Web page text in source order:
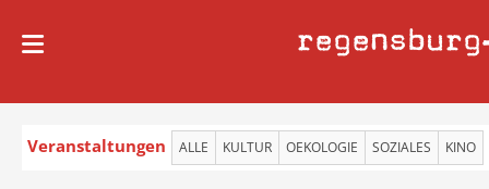
regensburg
Veranstaltungen ALLE KULTUR OEKOLOGIE SOZIALES KINO